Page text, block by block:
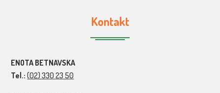
Kontakt
ENOTA BETNAVSKA
Tel.: (02) 330 23 50